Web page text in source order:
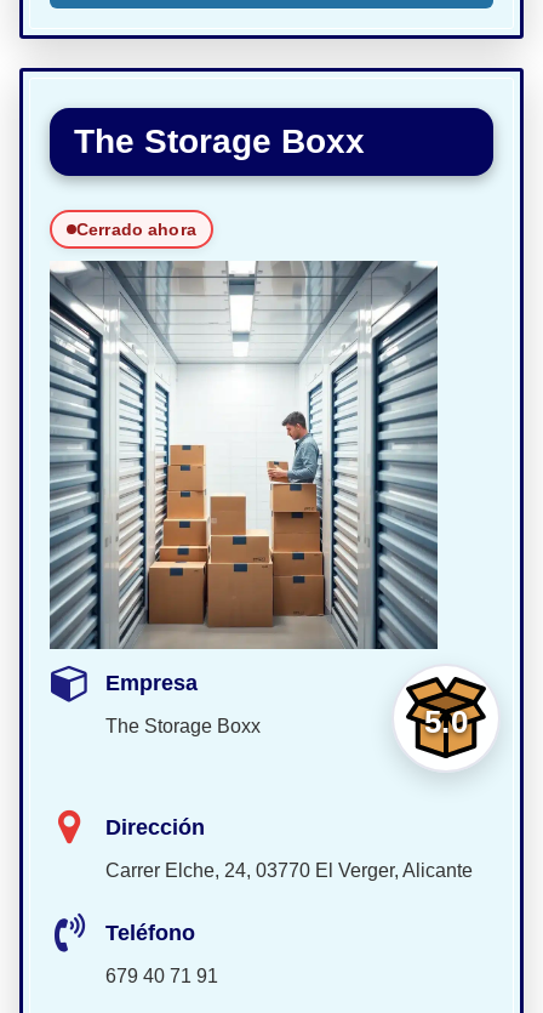
The Storage Boxx
Cerrado ahora
5.0
Empresa
The Storage Boxx
Dirección
Carrer Elche, 24, 03770 El Verger, Alicante
Teléfono
679 40 71 91